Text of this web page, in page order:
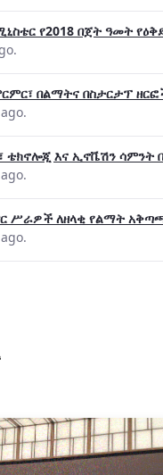
የ2018 በጀት ዓመት
በልማትና በስታርታፕ
ቴክኖሎጂ እና ኢኖቬሽን
ሥራዎች ለዘላቂ የልማት